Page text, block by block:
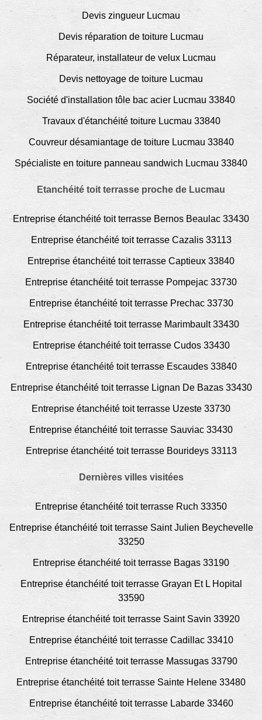
Devis zingueur Lucmau
Devis réparation de toiture Lucmau
Réparateur, installateur de velux Lucmau
Devis nettoyage de toiture Lucmau
Société d'installation tôle bac acier Lucmau 33840
Travaux d'étanchéité toiture Lucmau 33840
Couvreur désamiantage de toiture Lucmau 33840
Spécialiste en toiture panneau sandwich Lucmau 33840
Etanchéité toit terrasse proche de Lucmau
Entreprise étanchéité toit terrasse Bernos Beaulac 33430
Entreprise étanchéité toit terrasse Cazalis 33113
Entreprise étanchéité toit terrasse Captieux 33840
Entreprise étanchéité toit terrasse Pompejac 33730
Entreprise étanchéité toit terrasse Prechac 33730
Entreprise étanchéité toit terrasse Marimbault 33430
Entreprise étanchéité toit terrasse Cudos 33430
Entreprise étanchéité toit terrasse Escaudes 33840
Entreprise étanchéité toit terrasse Lignan De Bazas 33430
Entreprise étanchéité toit terrasse Uzeste 33730
Entreprise étanchéité toit terrasse Sauviac 33430
Entreprise étanchéité toit terrasse Bourideys 33113
Dernières villes visitées
Entreprise étanchéité toit terrasse Ruch 33350
Entreprise étanchéité toit terrasse Saint Julien Beychevelle
33250
Entreprise étanchéité toit terrasse Bagas 33190
Entreprise étanchéité toit terrasse Grayan Et L Hopital
33590
Entreprise étanchéité toit terrasse Saint Savin 33920
Entreprise étanchéité toit terrasse Cadillac 33410
Entreprise étanchéité toit terrasse Massugas 33790
Entreprise étanchéité toit terrasse Sainte Helene 33480
Entreprise étanchéité toit terrasse Labarde 33460